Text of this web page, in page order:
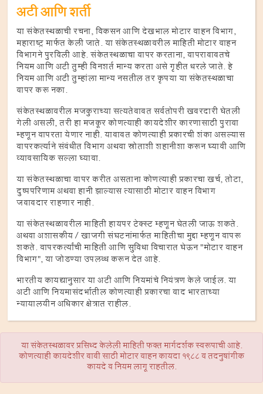
अटी आणि शर्ती
या संकेतस्थळाची रचना, विकसन आणि देखभाल मोटार वाहन विभाग,
महाराष्ट्र मार्फत केली जाते. या संकेतस्थळावरील माहिती मोटार वाहन
विभागने पुरविली आहे. संकेतस्थळाचा वापर करताना, वापराबाबतचे
नियम आणि अटी तुम्ही बिनशर्त मान्य करता असे गृहीत धरले जाते. हे
नियम आणि अटी तुम्हांला मान्य नसतील तर कृपया या संकेतस्थळाचा
वापर करू नका.
संकेतस्थळावरील मजकुराच्या सत्यतेबाबत सर्वतोपरी खबरदारी घेतली
गेली असली, तरी हा मजकूर कोणत्याही कायदेशीर कारणासाठी पुरावा
म्हणून वापरता येणार नाही. याबाबत कोणत्याही प्रकारची शंका असल्यास
वापरकर्त्याने संबंधीत विभाग अथवा स्रोताशी शहानीशा करून घ्यावी आणि
व्यावसायिक सल्ला घ्यावा.
या संकेतस्थळाचा वापर करीत असताना कोणत्याही प्रकारचा खर्च, तोटा,
दुष्पपरिणाम अथवा हानी झाल्यास त्यासाठी मोटार वाहन विभाग
जबाबदार राहणार नाही.
या संकेतस्थळावरील माहिती हायपर टेक्स्ट म्हणून घेतली जाऊ शकते.
अथवा अशासकीय / खाजगी संघटनांमार्फत माहितीचा मुद्दा म्हणून वापरू
शकते. वापरकर्त्यांची माहिती आणि सुविधा विचारात घेऊन "मोटार वाहन
विभाग", या जोडण्या उपलब्ध करून देत आहे.
भारतीय कायद्यानुसार या अटी आणि नियमांचे नियंत्रण केले जाईल. या
अटी आणि नियमासंदर्भातील कोणत्याही प्रकारचा वाद भारताच्या
न्यायालयीन अधिकार क्षेत्रात राहील.
या संकेतस्थळावर प्रसिध्द केलेली माहिती फक्त मार्गदर्शक स्वरूपाची आहे.
कोणत्याही कायदेशीर बाबी साठी मोटार वाहन कायदा 1988 व तदनुषांगीक
कायदे व नियम लागू राहतील.